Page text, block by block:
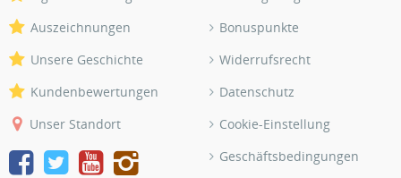
Auszeichnungen
Unsere Geschichte
Kundenbewertungen
Unser Standort
Bonuspunkte
Widerrufsrecht
Datenschutz
Cookie-Einstellung
Geschäftsbedingungen